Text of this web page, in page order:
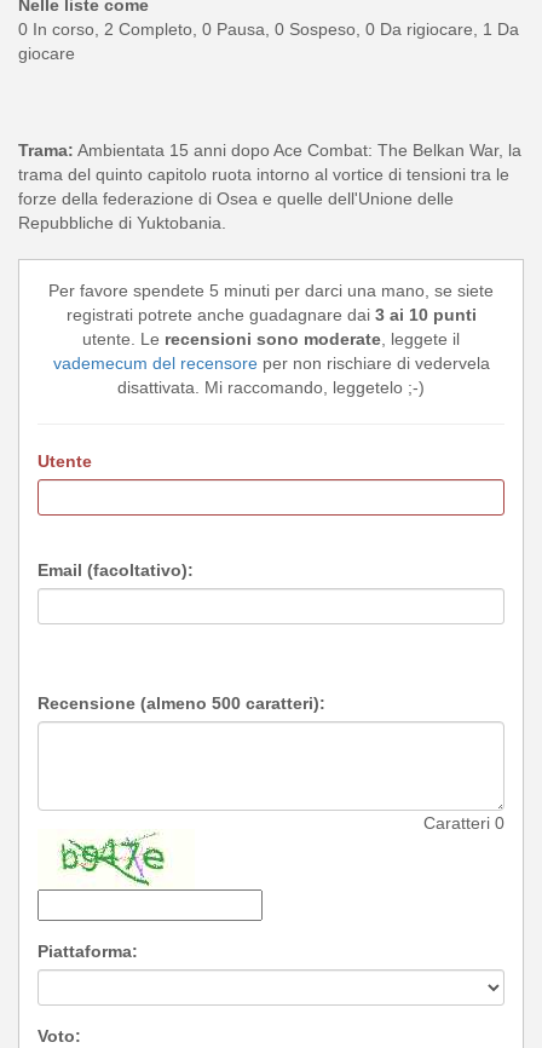
Nelle liste come
0 In corso, 2 Completo, 0 Pausa, 0 Sospeso, 0 Da rigiocare, 1 Da
giocare
Trama: Ambientata 15 anni dopo Ace Combat: The Belkan War, la
trama del quinto capitolo ruota intorno al vortice di tensioni tra le
forze della federazione di Osea e quelle dell'Unione delle
Repubbliche di Yuktobania.
Per favore spendete 5 minuti per darci una mano, se siete
registrati potrete anche guadagnare dai 3 ai 10 punti
utente. Le recensioni sono moderate, leggete il
vademecum del recensoreper non rischiare di vedervela
disattivata. Mi raccomando, leggetelo ;-)
Utente
Email (facoltativo):
Recensione (almeno 500 caratteri):
Caratteri 0
Piattaforma:
Voto: